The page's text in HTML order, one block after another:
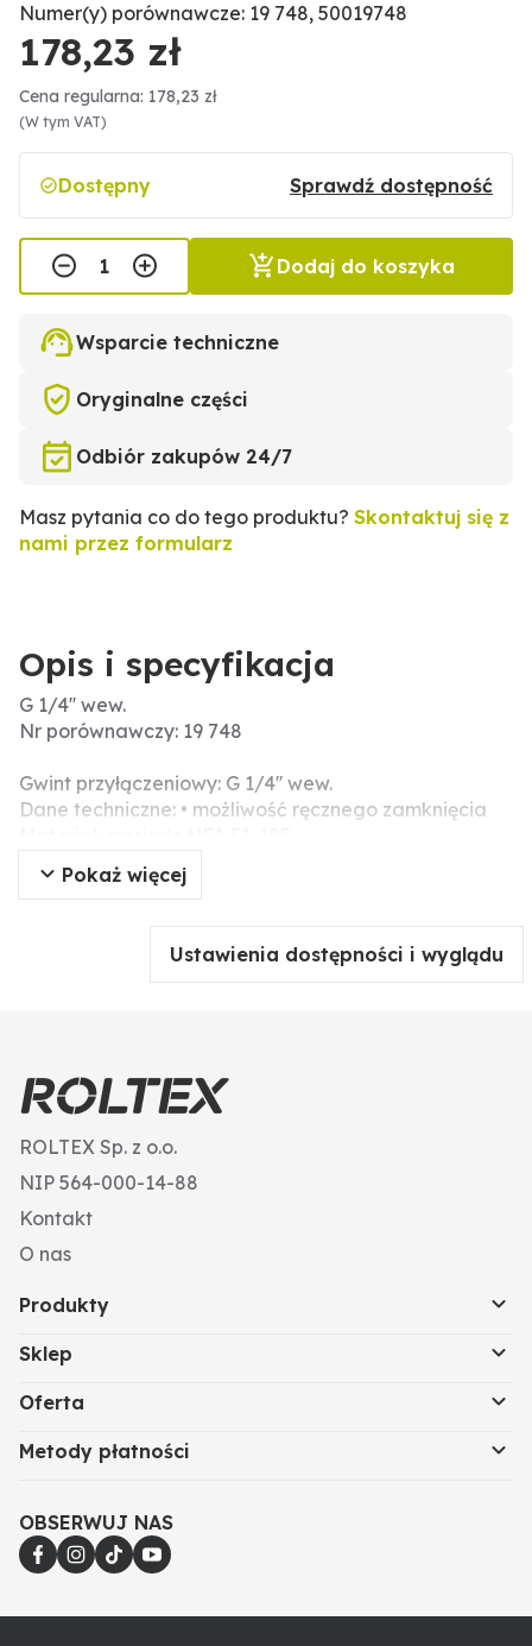
Numer(y) porównawcze: 19 748, 50019748
178,23 zł
Cena regularna: 178,23 zł
(W tym VAT)
Dostępny Sprawdź dostępność
Dodaj do koszyka
Wsparcie techniczne
Oryginalne części
Odbiór zakupów 24/7
Masz pytania co do tego produktu? Skontaktuj się z
nami przez formularz
Opis i specyfikacja
G 1/4'' wew.
Nr porównawczy: 19 748
Gwint przyłączeniowy: G 1/4'' wew.
Dane techniczne: • możliwość ręcznego zamknięcia
Pokaż więcej
Ustawienia dostępności i wyglądu
ROLTEX Sp. z o.o.
NIP 564-000-14-88
Kontakt
O nas
Produkty
Sklep
Oferta
Metody płatności
OBSERWUJ NAS